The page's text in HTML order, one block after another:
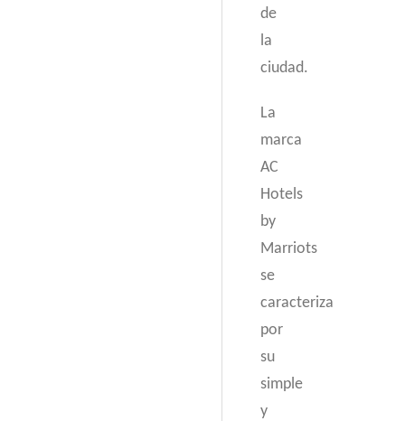
de
la
ciudad.
La
marca
AC
Hotels
by
Marriots
se
caracteriza
por
su
simple
y